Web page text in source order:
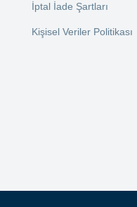
İptal İade Şartları
Kişisel Veriler Politikası